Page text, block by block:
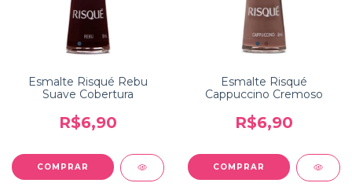
Esmalte Risqué Rebu
Suave Cobertura
R$6,90
Esmalte Risqué
Cappuccino Cremoso
R$6,90